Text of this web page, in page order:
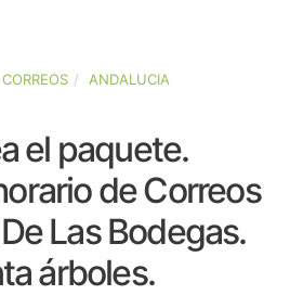
CORREOS ANDALUCIA
el paquete.
de Correos
Las Bodegas.
árboles.